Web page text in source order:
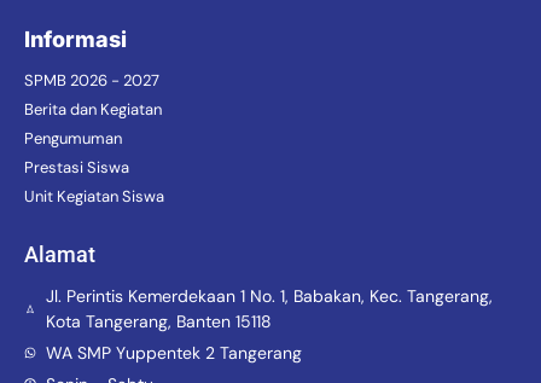
Informasi
SPMB 2026 - 2027
Berita dan Kegiatan
Pengumuman
Prestasi Siswa
Unit Kegiatan Siswa
Alamat
Jl. Perintis Kemerdekaan 1 No. 1, Babakan, Kec. Tangerang,
Kota Tangerang, Banten 15118
WA SMP Yuppentek 2 Tangerang